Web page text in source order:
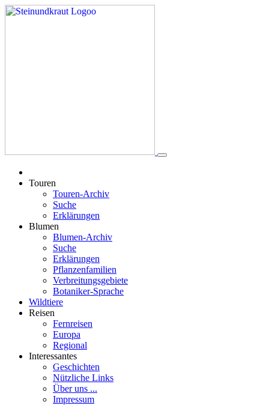
Touren
Touren-Archiv
Suche
Erklärungen
Blumen
Blumen-Archiv
Suche
Erklärungen
Pflanzenfamilien
Verbreitungsgebiete
Botaniker-Sprache
Wildtiere
Reisen
Fernreisen
Europa
Regional
Interessantes
Geschichten
Nützliche Links
Über uns ...
Impressum